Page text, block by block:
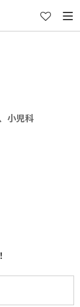
小児科